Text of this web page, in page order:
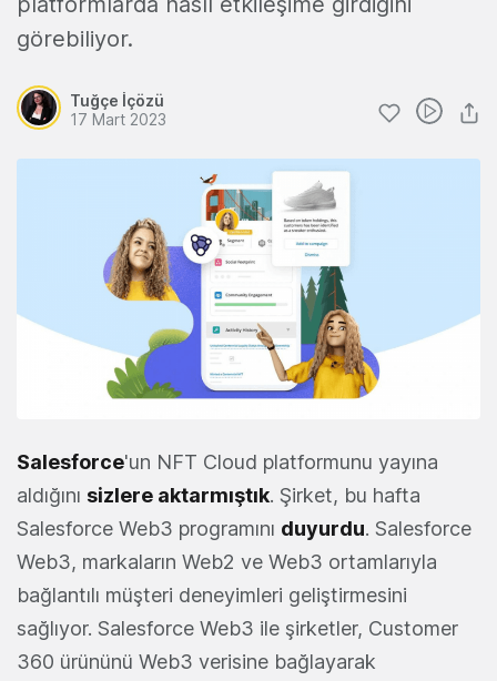
görebiliyor.
Tuğçe İçözü
17 Mart 2023
Salesforce'un NFT Cloud platformunu yayına
aldığını sizlere aktarmıştık. Şirket, bu hafta
Salesforce Web3 programını duyurdu. Salesforce
Web3, markaların Web2 ve Web3 ortamlarıyla
bağlantılı müşteri deneyimleri geliştirmesini
sağlıyor. Salesforce Web3 ile şirketler, Customer
360 ürününü Web3 verisine bağlayarak